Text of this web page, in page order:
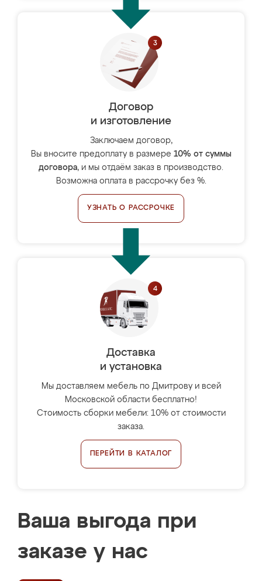
Договор
и изготовление
Заключаем договор,
Вы вносите предоплату в размере 10% от суммы
договора, и мы отдаём заказ в производство.
Возможна оплата в рассрочку без %.
УЗНАТЬ О РАССРОЧКЕ
Доставка
и установка
Мы доставляем мебель по Дмитрову и всей
Московской области бесплатно!
Стоимость сборки мебели: 10% от стоимости
заказа.
ПЕРЕЙТИ В КАТАЛОГ
Ваша выгода при
заказе у нас